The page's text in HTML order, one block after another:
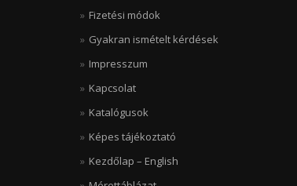
Fizetési módok
Gyakran ismételt kérdések
Impresszum
Kapcsolat
Katalógusok
Képes tájékoztató
Kezdőlap – English